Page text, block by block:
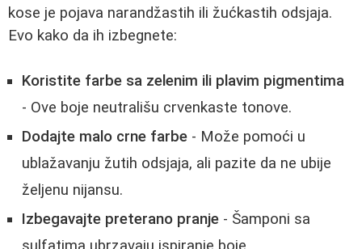
kose je pojava narandžastih ili žućkastih odsjaja.
Evo kako da ih izbegnete:
Koristite farbe sa zelenim ili plavim pigmentima
- Ove boje neutrališu crvenkaste tonove.
Dodajte malo crne farbe - Može pomoći u
ublažavanju žutih odsjaja, ali pazite da ne ubije
željenu nijansu.
Izbegavajte preterano pranje - Šamponi sa